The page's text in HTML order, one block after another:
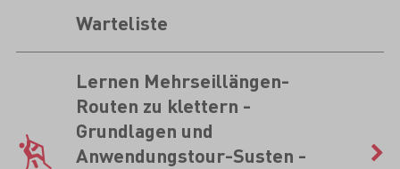
Warteliste
Lernen Mehrseillängen-
Routen zu klettern -
Grundlagen und
Anwendungstour-Susten -